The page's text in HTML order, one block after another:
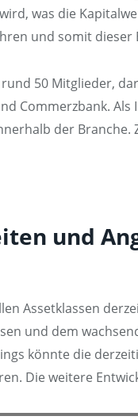
was die
und somit dieser
50 Mitglieder,
Commerzbank.
der
und
Assetklassen
und dem
könnte die
Die weitere